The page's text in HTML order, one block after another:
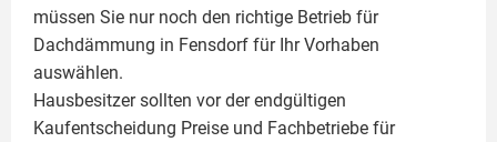
müssen Sie nur noch den richtige Betrieb für
Dachdämmung in Fensdorf für Ihr Vorhaben
auswählen.
Hausbesitzer sollten vor der endgültigen
Kaufentscheidung Preise und Fachbetriebe für